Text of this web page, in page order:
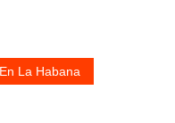
La Habana